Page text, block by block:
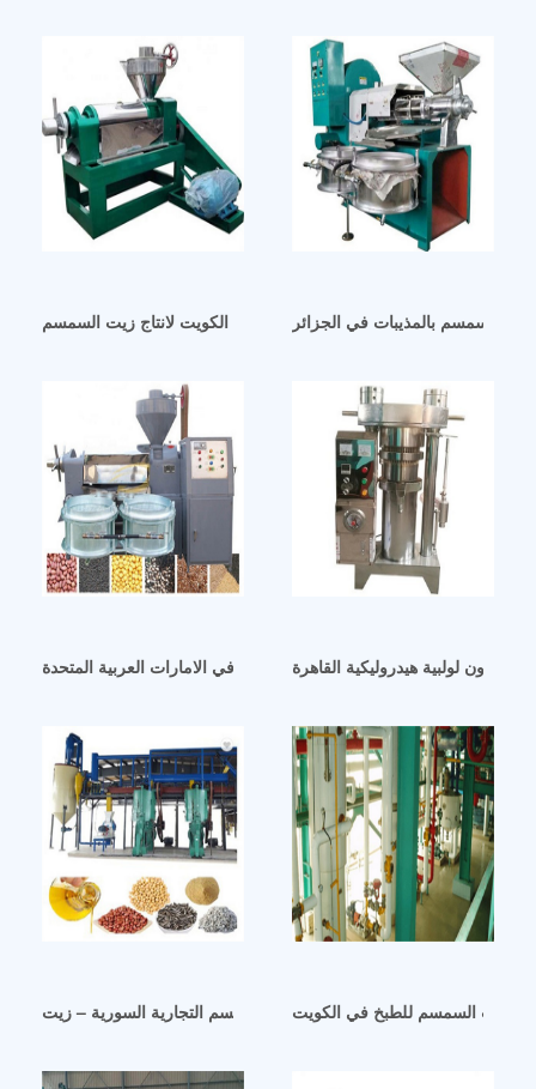
شركة الكويت لانتاج زيت السمسم السمسم بالمذيبات في الجزائر
ماكينة زيت السمسم 100 طن يوميا في الامارات العربية المتحدة
زيتون لولبية هيدروليكية القاهرة
آلة طرد زيت السمسم التجارية السورية – زيتلزيت السمسم للطبخ في الكويت